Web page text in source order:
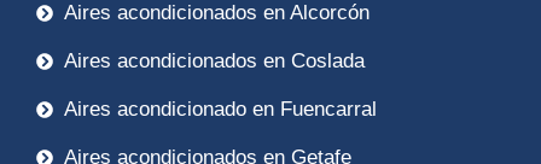
Aires acondicionados en Alcorcón
Aires acondicionados en Coslada
Aires acondicionado en Fuencarral
Aires acondicionados en Getafe